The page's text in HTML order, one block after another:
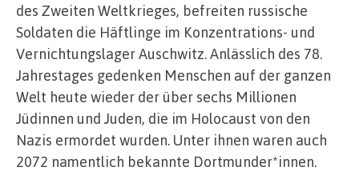
des Zweiten Weltkrieges, befreiten russische
Soldaten die Häftlinge im Konzentrations- und
Vernichtungslager Auschwitz. Anlässlich des 78.
Jahrestages gedenken Menschen auf der ganzen
Welt heute wieder der über sechs Millionen
Jüdinnen und Juden, die im Holocaust von den
Nazis ermordet wurden. Unter ihnen waren auch
2072 namentlich bekannte Dortmunder*innen.